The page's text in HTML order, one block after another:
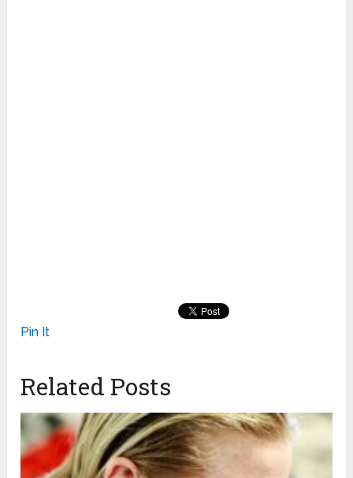
Pin It
Related Posts